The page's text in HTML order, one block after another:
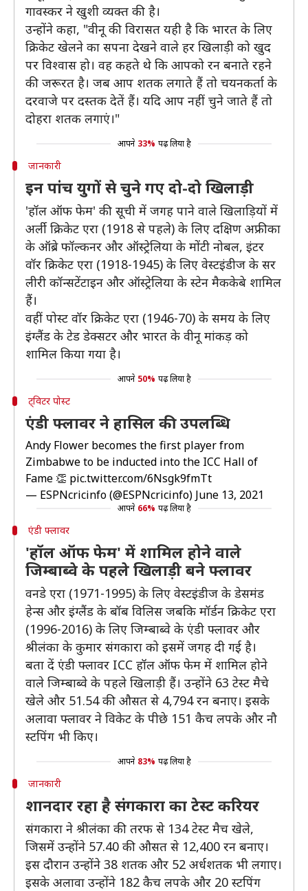
गावस्कर ने खुशी व्यक्त की है।
उन्होंने कहा, "वीनू की विरासत यही है कि भारत के लिए
क्रिकेट खेलने का सपना देखने वाले हर खिलाड़ी को खुद
पर विश्वास हो। वह कहते थे कि आपको रन बनाते रहने
की जरूरत है। जब आप शतक लगाते हैं तो चयनकर्ता के
दरवाजे पर दस्तक देतें हैं। यदि आप नहीं चुने जाते हैं तो
दोहरा शतक लगाएं।"
आपने 33% पढ़ लिया है
जानकारी
इन पांच युगों से चुने गए दो-दो खिलाड़ी
'हॉल ऑफ फेम' की सूची में जगह पाने वाले खिलाड़ियों में
अर्ली क्रिकेट एरा (1918 से पहले) के लिए दक्षिण अफ्रीका
के ऑब्रे फॉल्कनर और ऑस्ट्रेलिया के मोंटी नोबल, इंटर
वॉर क्रिकेट एरा (1918-1945) के लिए वेस्टइंडीज के सर
लीरी कॉन्सटेंटाइन और ऑस्ट्रेलिया के स्टेन मैककेबे शामिल
हैं।
वहीं पोस्ट वॉर क्रिकेट एरा (1946-70) के समय के लिए
इंग्लैंड के टेड डेक्सटर और भारत के वीनू मांकड़ को
शामिल किया गया है।
आपने 50% पढ़ लिया है
ट्विटर पोस्ट
एंडी फ्लावर ने हासिल की उपलब्धि
Andy Flower becomes the first player from
Zimbabwe to be inducted into the ICC Hall of
Fame 👏 pic.twitter.com/6Nsgk9fmTt
— ESPNcricinfo (@ESPNcricinfo) June 13, 2021
आपने 66% पढ़ लिया है
एंडी फ्लावर
'हॉल ऑफ फेम' में शामिल होने वाले
जिम्बाब्वे के पहले खिलाड़ी बने फ्लावर
वनडे एरा (1971-1995) के लिए वेस्टइंडीज के डेसमंड
हेन्स और इंग्लैंड के बॉब विलिस जबकि मॉर्डन क्रिकेट एरा
(1996-2016) के लिए जिम्बाब्वे के एंडी फ्लावर और
श्रीलंका के कुमार संगकारा को इसमें जगह दी गई है।
बता दें एंडी फ्लावर ICC हॉल ऑफ फेम में शामिल होने
वाले जिम्बाब्वे के पहले खिलाड़ी हैं। उन्होंने 63 टेस्ट मैचे
खेले और 51.54 की औसत से 4,794 रन बनाए। इसके
अलावा फ्लावर ने विकेट के पीछे 151 कैच लपके और नौ
स्टपिंग भी किए।
आपने 83% पढ़ लिया है
जानकारी
शानदार रहा है संगकारा का टेस्ट करियर
संगकारा ने श्रीलंका की तरफ से 134 टेस्ट मैच खेले,
जिसमें उन्होंने 57.40 की औसत से 12,400 रन बनाए।
इस दौरान उन्होंने 38 शतक और 52 अर्धशतक भी लगाए।
इसके अलावा उन्होंने 182 कैच लपके और 20 स्टपिंग